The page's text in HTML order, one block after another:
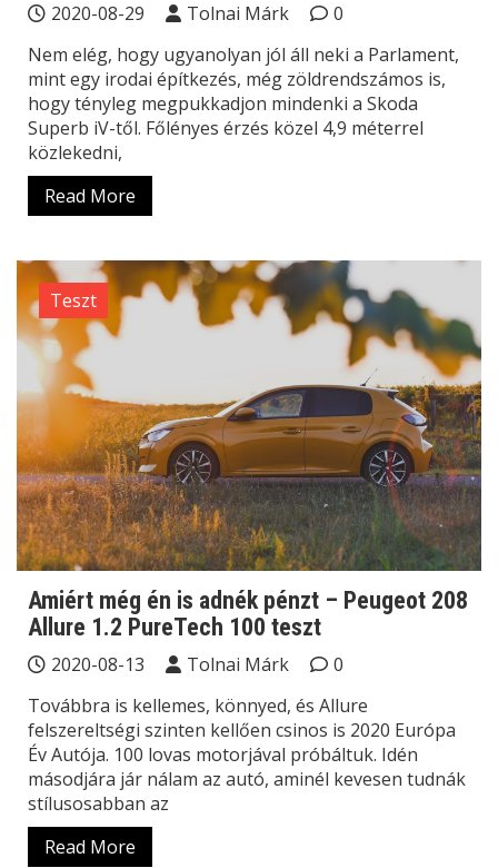
2020-08-29 Tolnai Márk
0
Nem elég, hogy ugyanolyan jól áll neki a Parlament,
mint egy irodai építkezés, még zöldrendszámos is,
hogy tényleg megpukkadjon mindenki a Skoda
Superb iV-től. Főlényes érzés közel 4,9 méterrel
közlekedni,
Read More
Teszt
Amiért még én is adnék pénzt – Peugeot 208
Allure 1.2 PureTech 100 teszt
2020-08-13 Tolnai Márk
0
Továbbra is kellemes, könnyed, és Allure
felszereltségi szinten kellően csinos is 2020 Európa
Év Autója. 100 lovas motorjával próbáltuk. Idén
másodjára jár nálam az autó, aminél kevesen tudnák
stílusosabban az
Read More